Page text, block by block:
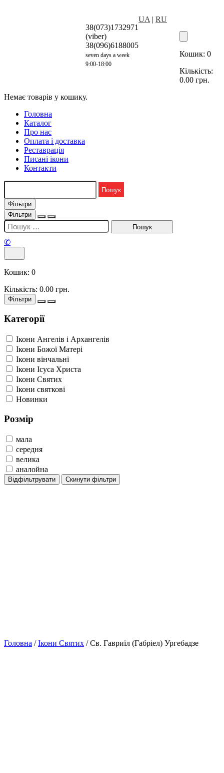
38(073)1732971
(viber)
38(096)6188005
seven days a week
9:00-18:00
UA | RU
Кошик: 0
Кількість:
0.00 грн.
Немає товарів у кошику.
Головна
Каталог
Про нас
Оплата і доставка
Реставрація
Писані ікони
Контакти
Фільтри
Фільтри
✆
Кошик: 0
Кількість: 0.00 грн.
Фільтри
Категорії
Ікони Ангелів і Архангелів
Ікони Божої Матері
Ікони вінчальні
Ікони Ісуса Христа
Ікони Святих
Ікони святкові
Новинки
Розмір
мала
середня
велика
аналойна
Відфільтрувати Скинути фільтри
Головна /Ікони Святих / Св. Гавриїл (Габріел) Ургебадзе